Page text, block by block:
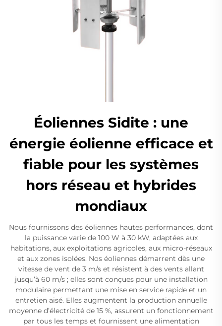
Éoliennes Sidite : une
énergie éolienne efficace et
fiable pour les systèmes
hors réseau et hybrides
mondiaux
Nous fournissons des éoliennes hautes performances, dont
la puissance varie de 100 W à 30 kW, adaptées aux
habitations, aux exploitations agricoles, aux micro-réseaux
et aux zones isolées. Nos éoliennes démarrent dès une
vitesse de vent de 3 m/s et résistent à des vents allant
jusqu’à 60 m/s ; elles sont conçues pour une installation
modulaire permettant une mise en service rapide et un
entretien aisé. Elles augmentent la production annuelle
moyenne d’électricité de 15 %, assurent un fonctionnement
par tous les temps et fournissent une alimentation